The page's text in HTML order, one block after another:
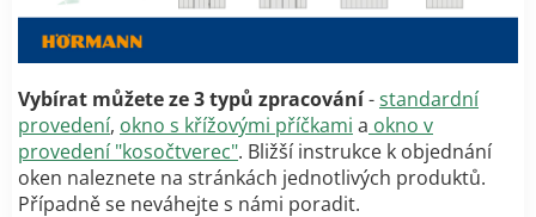
Vybírat můžete ze 3 typů zpracování-standardní
provedení, okno s křížovými příčkami a okno v
provedení "kosočtverec". Bližší instrukce k objednání
oken naleznete na stránkách jednotlivých produktů.
Případně se neváhejte s námi poradit.